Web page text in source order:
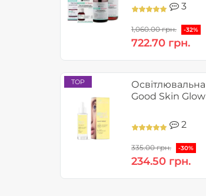
3
1,060.00 грн. -32%
722.70 грн.
TOP
Good Skin
2
335.00 грн. -30%
234.50 грн.